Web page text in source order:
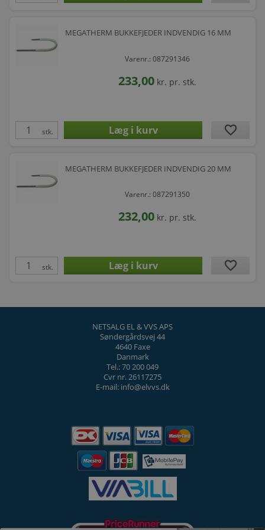
MEGATHERM BUKKEFJEDER INDVENDIG 16 MM
Varenr.: 087291346
233,00 kr. pr. stk.
stk. favorite
MEGATHERM BUKKEFJEDER INDVENDIG 20 MM
Varenr.: 087291350
232,00 kr. pr. stk.
stk. favorite
NETSALG EL & VVS APS
Søndergårdsvej 44
4640 Faxe
Danmark
Tel.: 70 200 049
Cvr nr. 26117275
E-mail: info@elvvs.dk